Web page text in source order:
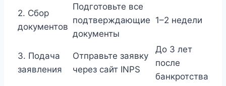
2. Сбор
документов
Подготовьте все
подтверждающие
документы
1–2 недели
3. Подача
заявления
Отправьте заявку
через сайт INPS
До 3 лет
после
банкротства